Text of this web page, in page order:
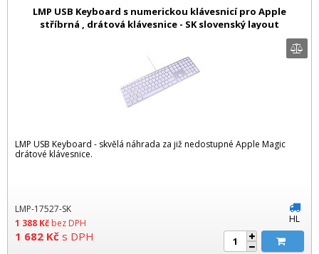
LMP USB Keyboard s numerickou klávesnicí pro Apple
stříbrná , drátová klávesnice - SK slovenský layout
LMP USB Keyboard - skvělá náhrada za již nedostupné Apple Magic
drátové klávesnice.
HL
LMP-17527-SK
1 388 Kč bez DPH
1 682 Kč s DPH